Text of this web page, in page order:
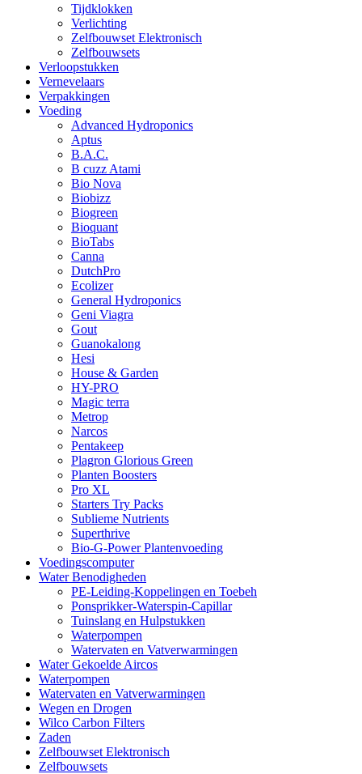
Tijdklokken
Verlichting
Zelfbouwset Elektronisch
Zelfbouwsets
Verloopstukken
Vernevelaars
Verpakkingen
Voeding
Advanced Hydroponics
Aptus
B.A.C.
B cuzz Atami
Bio Nova
Biobizz
Biogreen
Bioquant
BioTabs
Canna
DutchPro
Ecolizer
General Hydroponics
Geni Viagra
Gout
Guanokalong
Hesi
House & Garden
HY-PRO
Magic terra
Metrop
Narcos
Pentakeep
Plagron Glorious Green
Planten Boosters
Pro XL
Starters Try Packs
Sublieme Nutrients
Superthrive
Bio-G-Power Plantenvoeding
Voedingscomputer
Water Benodigheden
PE-Leiding-Koppelingen en Toebeh
Ponsprikker-Waterspin-Capillar
Tuinslang en Hulpstukken
Waterpompen
Watervaten en Vatverwarmingen
Water Gekoelde Aircos
Waterpompen
Watervaten en Vatverwarmingen
Wegen en Drogen
Wilco Carbon Filters
Zaden
Zelfbouwset Elektronisch
Zelfbouwsets